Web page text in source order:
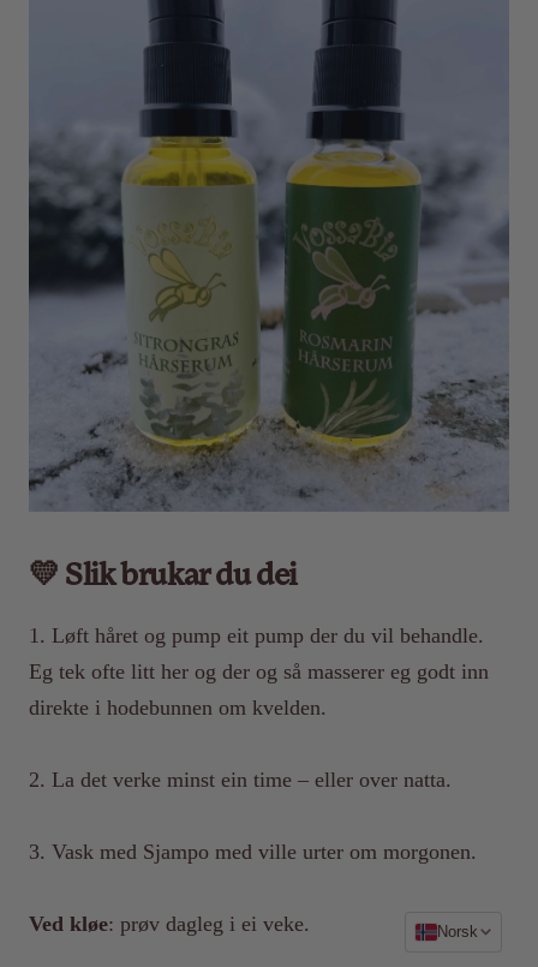
💛 Slik brukar du dei
1. Løft håret og pump eit pump der du vil behandle.
Eg tek ofte litt her og der og så masserer eg godt inn
direkte i hodebunnen om kvelden.
2. La det verke minst ein time – eller over natta.
3. Vask med Sjampo med ville urter om morgonen.
Ved kløe: prøv dagleg i ei veke. SpråkNorsk